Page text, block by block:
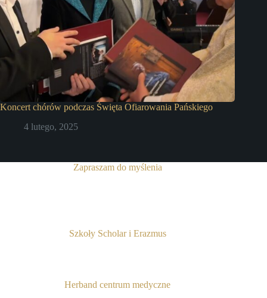
Koncert chórów podczas Święta Ofiarowania Pańskiego
4 lutego, 2025
Zapraszam do myślenia
Szkoły Scholar i Erazmus
Herband centrum medyczne